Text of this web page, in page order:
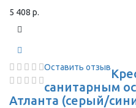
5 408 р.
Оставить отзыв
санитарным
Атланта (серый/